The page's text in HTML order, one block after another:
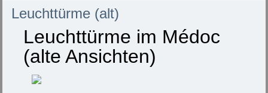
Leuchttürme (alt)
Leuchttürme im Médoc
(alte Ansichten)